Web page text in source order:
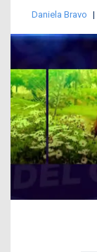
Daniela Bravo